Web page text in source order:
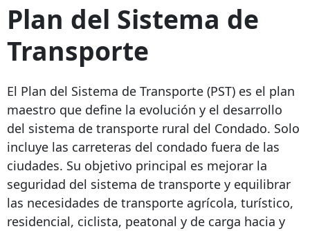
Plan del Sistema de
Transporte
El Plan del Sistema de Transporte (PST) es el plan
maestro que define la evolución y el desarrollo
del sistema de transporte rural del Condado. Solo
incluye las carreteras del condado fuera de las
ciudades. Su objetivo principal es mejorar la
seguridad del sistema de transporte y equilibrar
las necesidades de transporte agrícola, turístico,
residencial, ciclista, peatonal y de carga hacia y